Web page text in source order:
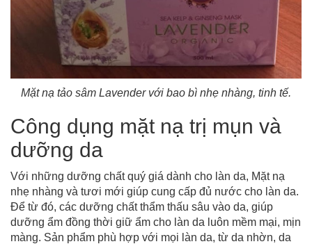
Mặt nạ tảo sâm Lavender với bao bì nhẹ nhàng, tinh tế.
Công dụng mặt nạ trị mụn và
dưỡng da
Với những dưỡng chất quý giá dành cho làn da, Mặt nạ
nhẹ nhàng và tươi mới giúp cung cấp đủ nước cho làn da.
Để từ đó, các dưỡng chất thẩm thấu sâu vào da, giúp
dưỡng ẩm đồng thời giữ ẩm cho làn da luôn mềm mại, mịn
màng. Sản phẩm phù hợp với mọi làn da, từ da nhờn, da